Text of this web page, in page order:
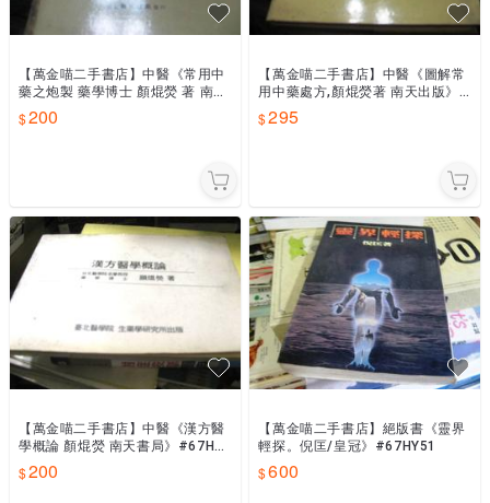
【萬金喵二手書店】中醫《常用中
藥之炮製 藥學博士 顏焜熒 著 南
天》#67HW54
200
【萬金喵二手書店】中醫《圖解常
用中藥處方,顏焜熒著 南天出版》#
67HW54
295
【萬金喵二手書店】中醫《漢方醫
學概論 顏焜熒 南天書局》#67HW
54
200
【萬金喵二手書店】絕版書《靈界
輕探。倪匡/皇冠》#67HY51
600